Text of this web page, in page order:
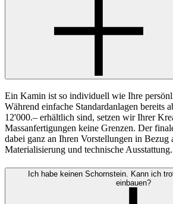
Ein Kamin ist so individuell wie Ihre
Während einfache Standardanlagen bereits
12'000.– erhältlich sind, setzen wir Ihrer
Massanfertigungen keine Grenzen. Der
dabei ganz an Ihren Vorstellungen in Bezug
Materialisierung und technische Ausstattung.
Ich habe keinen Schornstein. Kann ich
einbauen?